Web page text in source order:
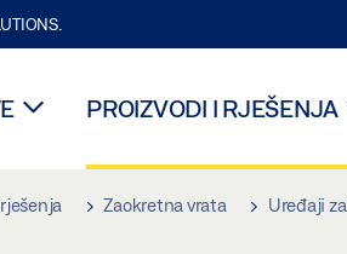
PROIZVODI I RJEŠENJA
Zaokretna vrata Uređaji